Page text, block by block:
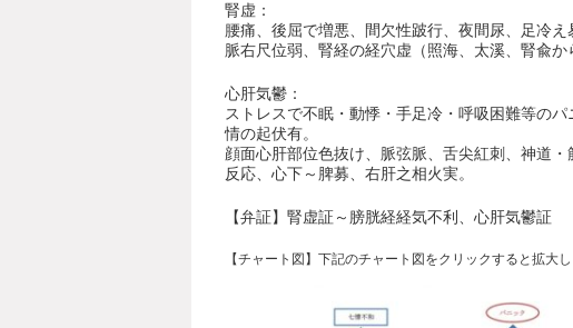
腎虚 ：
腰痛、後屈で増悪、間欠性跛行、夜間尿、足冷え
脈右尺位弱、腎経の経穴虚（照海、太溪、腎兪か
心肝気鬱：
ストレスで不眠・動悸・手足冷・呼吸困難等の
情の起伏有。
顔面心肝部位色抜け、脈弦脈、舌尖紅刺、神道
反応、心下～脾募、右肝之相火実。
【弁証】 腎虚証～膀胱経経気不利、心肝気鬱証
【チャート図】下記のチャート図をクリックすると拡大し